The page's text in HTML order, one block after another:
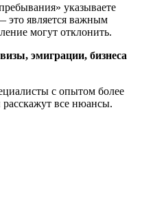
указываете
это является важным
могут отклонить.
эмиграции, бизнеса
с опытом более
расскажут все нюансы.